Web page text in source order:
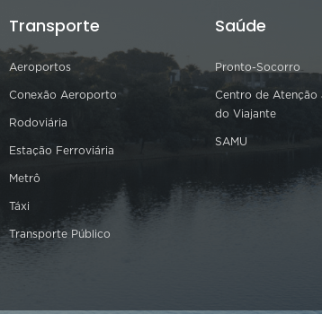
Transporte
Aeroportos
Conexão Aeroporto
Rodoviária
Estação Ferroviária
Metrô
Táxi
Transporte Público
Saúde
Pronto-Socorro
Centro de Atenção
do Viajante
SAMU